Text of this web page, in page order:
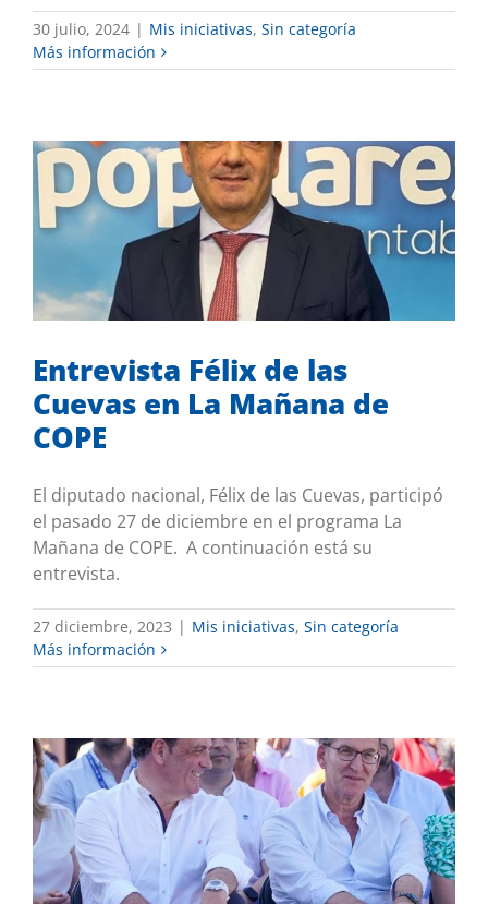
30 julio, 2024 | Mis iniciativas, Sin categoría
Más información
Entrevista Félix de las Cuevas en La
Mañana de COPE
Mis iniciativas Sin categoría
Entrevista Félix de las
Cuevas en La Mañana de
COPE
El diputado nacional, Félix de las Cuevas, participó
el pasado 27 de diciembre en el programa La
Mañana de COPE. A continuación está su
entrevista.
27 diciembre, 2023 | Mis iniciativas, Sin categoría
Más información
Félix de la Cuevas en ALERTA: «Solo
hay dos opciones, Sánchez o Feijóo»
Sin categoría